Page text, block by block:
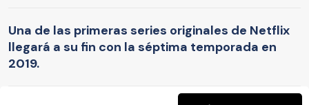
Una de las primeras series originales de Netflix
llegará a su fin con la séptima temporada en
2019.